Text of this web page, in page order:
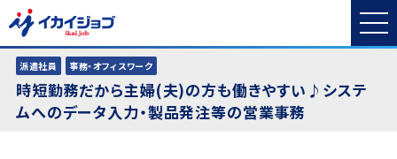
派遣社員 事務・オフィスワーク
時短勤務だから主婦(夫)の方も働きやすい♪システ
ムへのデータ入力・製品発注等の営業事務